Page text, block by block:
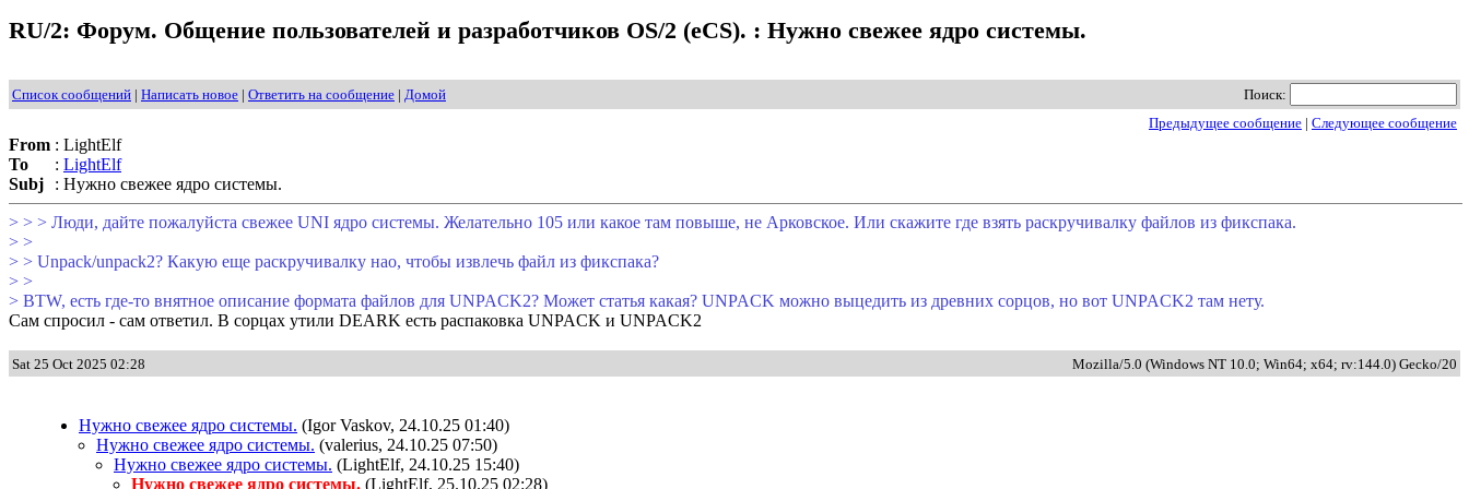
RU/2: Форум. Общение пользователей и разработчиков OS/2 (eCS). : Нужно свежее ядро системы.
Список сообщений | Написать новое | Ответить на сообщение | Домой
Поиск:
Предыдущее сообщение | Следующее сообщение
From : LightElf
To
: LightElf
Subj
: Нужно свежее ядро системы.
> > > Люди, дайте пожалуйста свежее UNI ядро системы. Желательно 105 или какое там повыше, не Арковское. Или скажите где взять раскручивалку файлов из фикспака.
> >
> > Unpack/unpack2? Какую еще раскручивалку нао, чтобы извлечь файл из фикспака?
> >
> BTW, есть где-то внятное описание формата файлов для UNPACK2? Может статья какая? UNPACK можно выцедить из древних сорцов, но вот UNPACK2 там нету.
Сам спросил - сам ответил. В сорцах утили DEARK есть распаковка UNPACK и UNPACK2
Sat 25 Oct 2025 02:28 Mozilla/5.0 (Windows NT 10.0; Win64; x64; rv:144.0) Gecko/20
Нужно свежее ядро системы. (Igor Vaskov, 24.10.25 01:40)
Нужно свежее ядро системы. (valerius, 24.10.25 07:50)
Нужно свежее ядро системы. (LightElf, 24.10.25 15:40)
Нужно свежее ядро системы. (LightElf, 25.10.25 02:28)